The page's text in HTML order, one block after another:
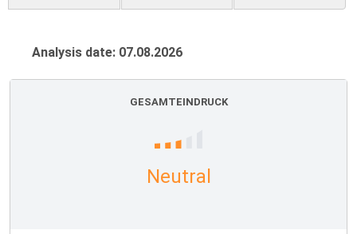
Analysis date: 07.08.2026
GESAMTEINDRUCK
Neutral